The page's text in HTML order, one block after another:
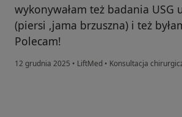
wykonywałam też badania USG
(piersi ,jama brzuszna) i też
Polecam!
12 grudnia 2025 • LiftMed • Konsultacja